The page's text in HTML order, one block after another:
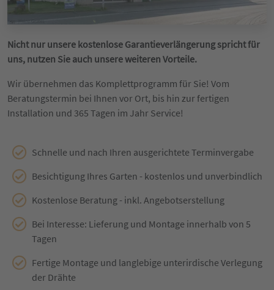
Nicht nur unsere kostenlose Garantieverlängerung spricht für
uns, nutzen Sie auch unsere weiteren Vorteile.
Wir übernehmen das Komplettprogramm für Sie! Vom
Beratungstermin bei Ihnen vor Ort, bis hin zur fertigen
Installation und 365 Tagen im Jahr Service!
Schnelle und nach Ihren ausgerichtete Terminvergabe
Besichtigung Ihres Garten - kostenlos und unverbindlich
Kostenlose Beratung - inkl. Angebotserstellung
Bei Interesse: Lieferung und Montage innerhalb von 5
Tagen
Fertige Montage und langlebige unterirdische Verlegung
der Drähte